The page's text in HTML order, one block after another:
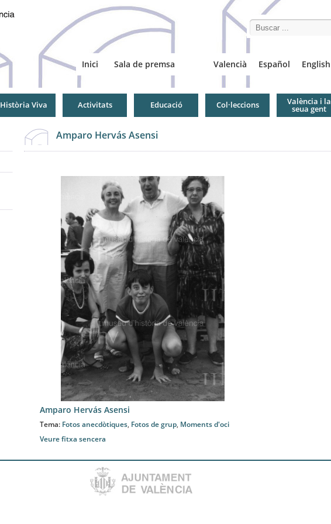
Search this site
Valencià Español English
Inici Sala de premsa
Història Viva Activitats Educació Col·leccions València i la
seua gent
Amparo Hervás Asensi
Amparo Hervás Asensi
Tema: Fotos anecdòtiques, Fotos de grup, Moments d'oci
Veure fitxa sencera